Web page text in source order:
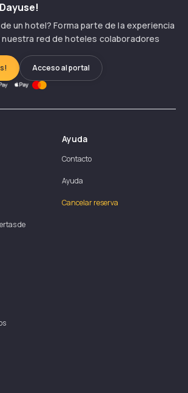
un hotel? Forma parte de la experiencia
nuestra red de hoteles colaboradores
Acceso al portal
de
Ayuda
Contacto
Ayuda
Cancelar reserva